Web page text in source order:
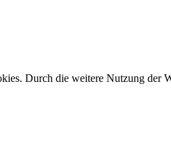
Durch die weitere Nutzung der